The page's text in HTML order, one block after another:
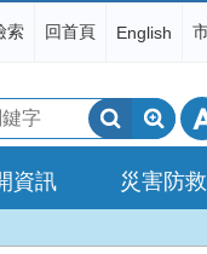
索 回首頁 English
搜
尋
資訊 災害防